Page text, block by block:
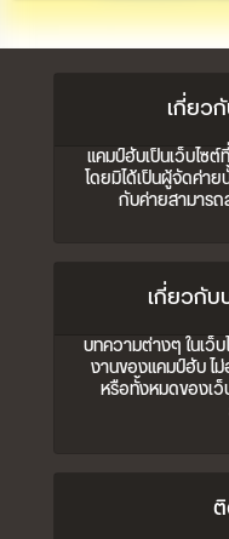
เกี่ยว
แคมป์ฮับเป็นเว็บไซ
โดยมิได้เป็นผู้จัดค่า
กับค่ายสามาร
เกี่ยวกั
บทความต่างๆ ในเว็
งานของแคมป์ฮับ ไ
หรือทั้งหมดของเว็